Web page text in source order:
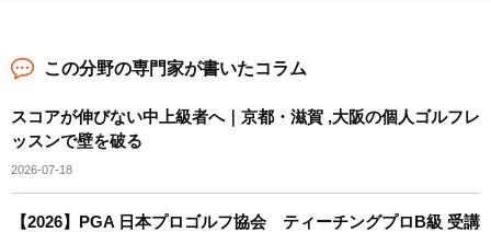
この分野の専門家が書いたコラム
スコアが伸びない中上級者へ｜京都・滋賀 ,大阪の個人ゴルフレ
ッスンで壁を破る
2026-07-18
【2026】PGA 日本プロゴルフ協会 ティーチングプロB級 受講